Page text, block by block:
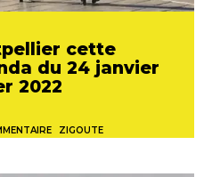
cette
du 24 janvier
2022
ZIGOUTE